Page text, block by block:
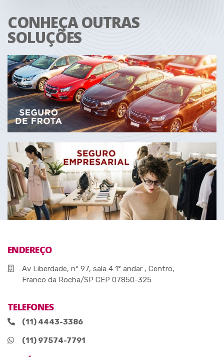
CONHEÇA OUTRAS
SOLUÇÕES
ENDEREÇO
Av Liberdade, nº 97, sala 4 1° andar , Centro,
Franco da Rocha/SP CEP 07850-325
TELEFONES
(11) 4443-3386
(11) 97574-7791